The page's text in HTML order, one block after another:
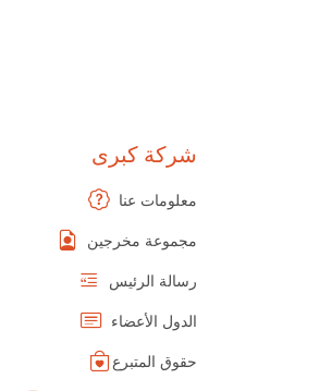
شركة كبرى
معلومات عنا
مجموعة مخرجين
رسالة الرئيس
الدول الأعضاء
حقوق المتبرع